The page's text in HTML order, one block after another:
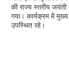
की राज्य स्तरीय
गया। कार्यक्रम में
उपस्थित रहे।